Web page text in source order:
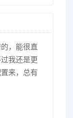
，能很直
我还是更
来，总有